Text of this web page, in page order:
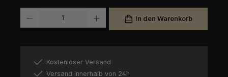
In den Warenkorb
Kostenloser Versand
Versand innerhalb von 24h